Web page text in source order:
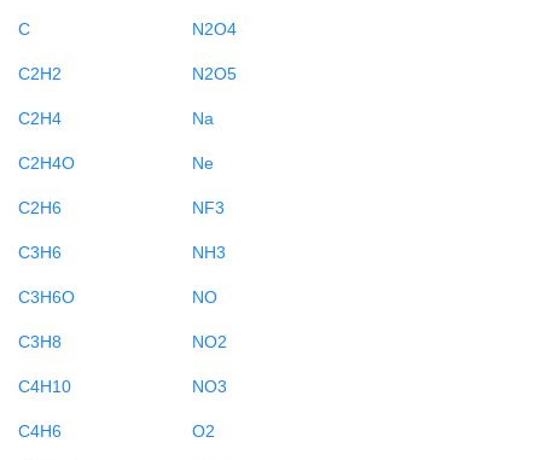
C
C2H2
C2H4
C2H4O
C2H6
C3H6
C3H6O
C3H8
C4H10
C4H6
N2O4
N2O5
Na
Ne
NF3
NH3
NO
NO2
NO3
O2